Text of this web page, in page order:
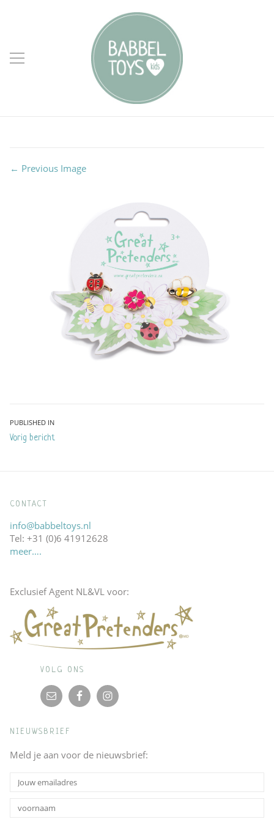
← Previous Image
Bericht
navigatie
PUBLISHED IN
Vorig bericht
CONTACT
info@babbeltoys.nl
Tel: +31 (0)6 41912628
meer….
Exclusief Agent NL&VL voor:
VOLG ONS
NIEUWSBRIEF
Meld je aan voor de nieuwsbrief: